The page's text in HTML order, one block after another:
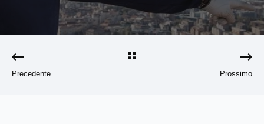
Precedente Prossimo